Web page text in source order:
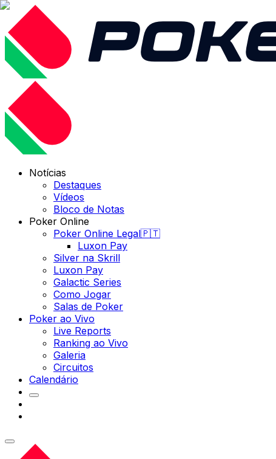
Notícias
Destaques
Vídeos
Bloco de Notas
Poker Online
Poker Online Legal🇵🇹
Luxon Pay
Silver na Skrill
Luxon Pay
Galactic Series
Como Jogar
Salas de Poker
Poker ao Vivo
Live Reports
Ranking ao Vivo
Galeria
Circuitos
Calendário